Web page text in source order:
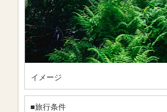
イメージ
■旅行条件